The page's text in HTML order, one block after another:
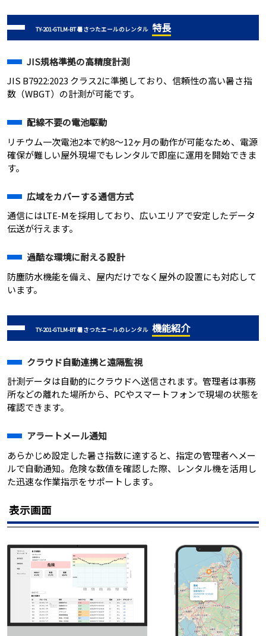
TY-201-GTLM-BT 暑さつたエールのレンタル 特長
JIS規格準拠の高精度計測
JIS B7922:2023 クラス2に準拠しており、信頼性の高い暑さ指
数（WBGT）の計測が可能です。
配線不要の電池駆動
リチウム一次電池2本で約8～12ヶ月の動作が可能なため、電源
確保が難しい屋外現場でもレンタルで即座に運用を開始できま
す。
広域をカバーする通信方式
通信にはLTE-Mを採用しており、広いエリアで安定したデータ
伝送が行えます。
過酷な環境に耐える設計
防塵防水機能を備え、屋内だけでなく屋外の設置にも対応して
います。
TY-201-GTLM-BT 暑さつたエールのレンタル 機能紹介
クラウド自動連携と遠隔監視
計測データは自動的にクラウドへ送信されます。管理者は事務
所などの離れた場所から、PCやスマートフォンで現場の状態を
確認できます。
アラートメール通知
あらかじめ設定した暑さ指数に達すると、指定の管理者へメー
ルで自動通知。危険な数値を確認した際、レンタル機を活用し
た迅速な作業指示をサポートします。
表示画面